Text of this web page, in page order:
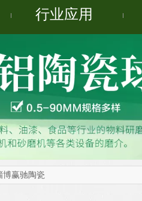
行业应用
博赢驰陶瓷